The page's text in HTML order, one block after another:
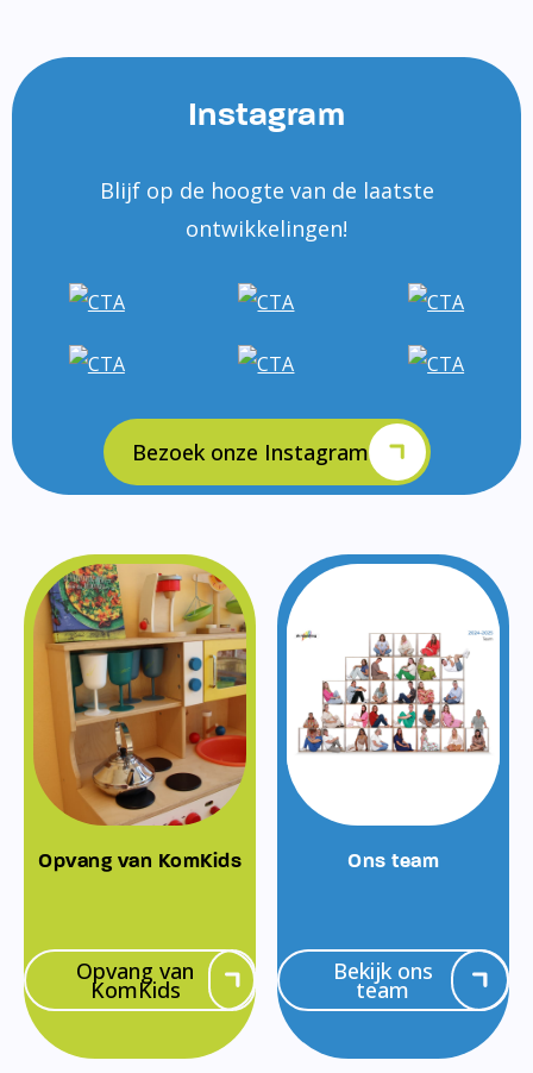
Instagram
Blijf op de hoogte van de laatste
ontwikkelingen!
Bezoek onze Instagram
Opvang van KomKids
Opvang van
KomKids
Ons team
Bekijk ons
team